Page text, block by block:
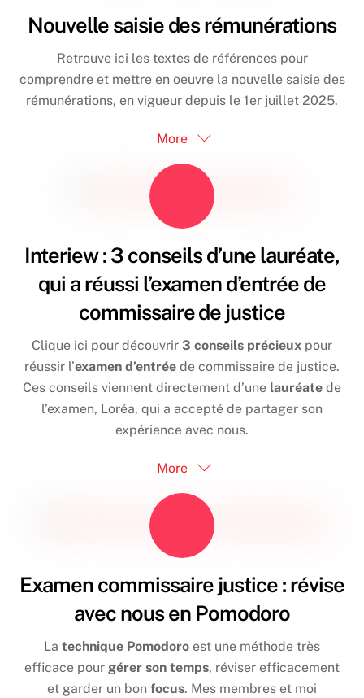
Nouvelle saisie des rémunérations
Retrouve ici les textes de références pour
comprendre et mettre en oeuvre la nouvelle saisie des
rémunérations, en vigueur depuis le 1er juillet 2025.
More
Interiew : 3 conseils d’une lauréate,
qui a réussi l’examen d’entrée de
commissaire de justice
Clique ici pour découvrir 3 conseils précieux pour
réussir l’examen d’entrée de commissaire de justice.
Ces conseils viennent directement d’une lauréate de
l’examen, Loréa, qui a accepté de partager son
expérience avec nous.
More
Examen commissaire justice : révise
avec nous en Pomodoro
La technique Pomodoro est une méthode très
efficace pour gérer son temps, réviser efficacement
et garder un bon focus. Mes membres et moi